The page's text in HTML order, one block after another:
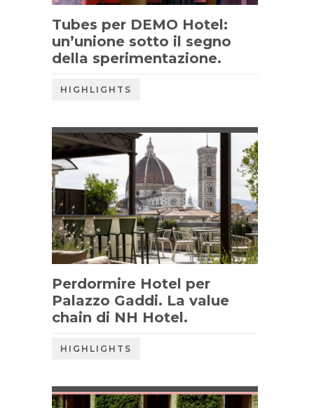
Tubes per DEMO Hotel:
un’unione sotto il segno
della sperimentazione.
HIGHLIGHTS
Perdormire Hotel per
Palazzo Gaddi. La value
chain di NH Hotel.
HIGHLIGHTS